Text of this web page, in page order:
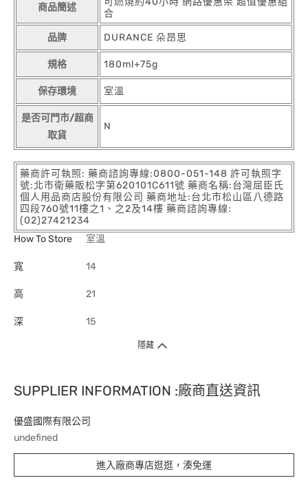
商品簡述
合
品牌 DURANCE 朵昂思
規格 180ml+75g
保存環境 室溫
是否可門市/超商
取貨
N
藥商許可執照: 藥商諮詢專線:0800-051-148 許可執照字
號:北市衛藥販松字第620101C611號 藥商名稱:台灣屈臣氏
個人用品商店股份有限公司 藥商地址:台北市松山區八德路
四段760號11樓之1、之2及14樓 藥商諮詢專線:
(02)27421234
How To Store
室溫
寬 14
高 21
深 15
隱藏
SUPPLIER INFORMATION :廠商直送資訊
優盛國際有限公司
undefined
進入廠商專店逛逛，湊免運